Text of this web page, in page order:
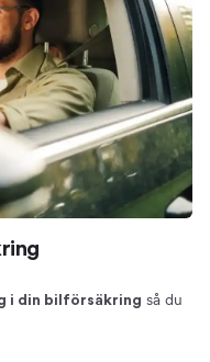
i din bilförsäkring så du